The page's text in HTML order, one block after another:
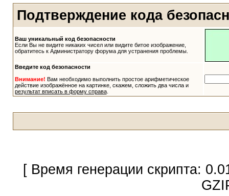
Подтверждение кода
Ваш уникальный код безопасности
Если Вы не видите никаких чисел или видите битое изображение,
обратитесь к Администратору форума для устранения проблемы.
Введите код безопасности
Внимание! Вам необходимо выполнить простое арифметическое
действие изображённое на картинке, скажем, сложить два числа и
результат вписать в форму справа.
[ Время генерации скрипта: